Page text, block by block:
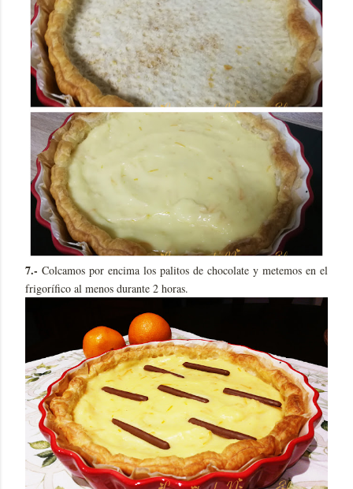
7.- Colcamos por encima los palitos de chocolate y metemos en el
frigorífico al menos durante 2 horas.